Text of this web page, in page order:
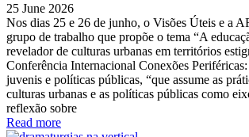
25 June 2026
Nos dias 25 e 26 de junho, o Visões Úteis e a
grupo de trabalho que propõe o tema “A
revelador de culturas urbanas em territórios
Conferência Internacional Conexões
juvenis e políticas públicas, “que assume as
culturas urbanas e as políticas públicas como
reflexão sobre
Read more